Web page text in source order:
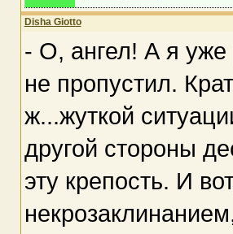
Disha Giotto
- О, ангел! А я уже
не пропустил.
ж...жуткой
другой стороны
эту крепость. И